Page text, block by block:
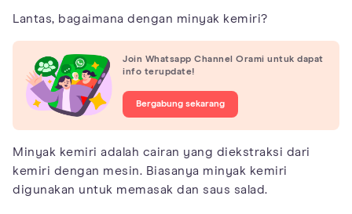
Lantas, bagaimana dengan minyak kemiri?
Join Whatsapp Channel Orami untuk dapat
info terupdate!
Bergabung sekarang
Minyak kemiri adalah cairan yang diekstraksi dari
kemiri dengan mesin. Biasanya minyak kemiri
digunakan untuk memasak dan saus salad.